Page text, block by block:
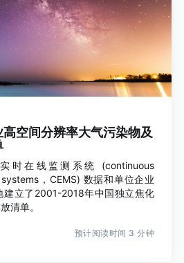
空间分辨率大气污染物及
时在线监测系统 (continuous
，CEMS) 数据和单位企业
建立了2001-2018年中国独立焦化
清单。
预计阅读时间 3 分钟